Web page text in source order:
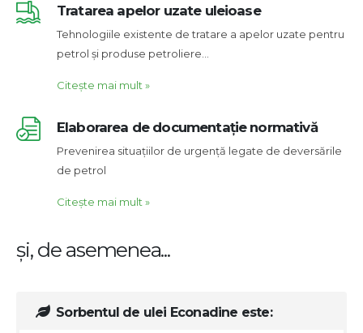
Tratarea apelor uzate uleioase
Tehnologiile existente de tratare a apelor uzate pentru
petrol și produse petroliere…
Citește mai mult »
Elaborarea de documentație normativă
Prevenirea situațiilor de urgență legate de deversările
de petrol
Citește mai mult »
și, de asemenea...
Sorbentul de ulei Econadine este: